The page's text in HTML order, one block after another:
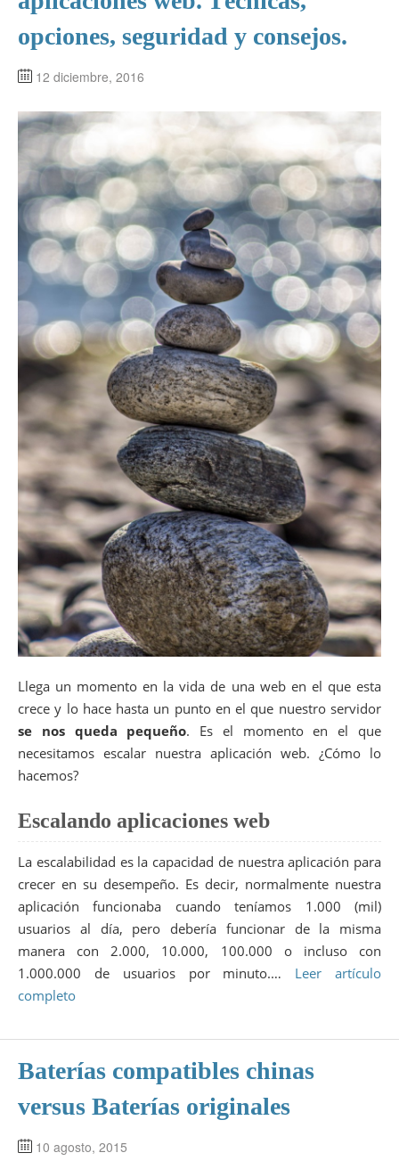
opciones, seguridad y consejos.
12 diciembre, 2016
Llega un momento en la vida de una web en el que esta
crece y lo hace hasta un punto en el que nuestro servidor
se nos queda pequeño. Es el momento en el que
necesitamos escalar nuestra aplicación web. ¿Cómo lo
hacemos?
Escalando aplicaciones web
La escalabilidad es la capacidad de nuestra aplicación para
crecer en su desempeño. Es decir, normalmente nuestra
aplicación funcionaba cuando teníamos 1.000 (mil)
usuarios al día, pero debería funcionar de la misma
manera con 2.000, 10.000, 100.000 o incluso con
1.000.000 de usuarios por minuto.… Leer artículo
completo
Baterías compatibles chinas
versus Baterías originales
10 agosto, 2015